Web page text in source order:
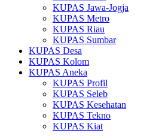
KUPAS Jawa-Jogja
KUPAS Metro
KUPAS Riau
KUPAS Sumbar
KUPAS Desa
KUPAS Kolom
KUPAS Aneka
KUPAS Profil
KUPAS Seleb
KUPAS Kesehatan
KUPAS Tekno
KUPAS Kiat